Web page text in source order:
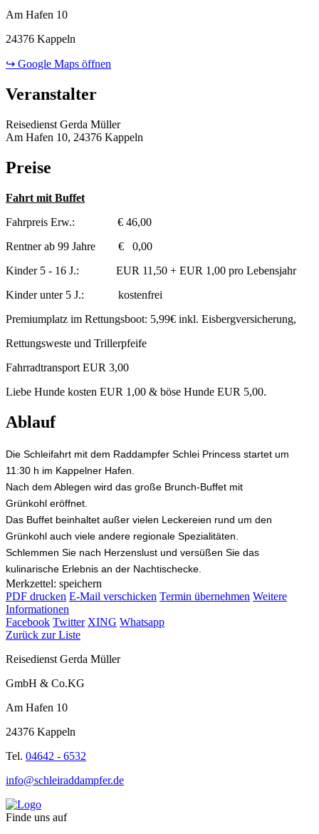
Am Hafen 10
24376 Kappeln
↪ Google Maps öffnen
Veranstalter
Reisedienst Gerda Müller
Am Hafen 10, 24376 Kappeln
Preise
Fahrt mit Buffet
Fahrpreis Erw.: € 46,00
Rentner ab 99 Jahre € 0,00
Kinder 5 - 16 J.: EUR 11,50 + EUR 1,00 pro Lebensjahr
Kinder unter 5 J.: kostenfrei
Premiumplatz im Rettungsboot: 5,99€ inkl. Eisbergversicherung,
Rettungsweste und Trillerpfeife
Fahrradtransport EUR 3,00
Liebe Hunde kosten EUR 1,00 & böse Hunde EUR 5,00.
Ablauf
Die Schleifahrt mit dem Raddampfer Schlei Princess startet um
11:30 h im Kappelner Hafen.
Nach dem Ablegen wird das große Brunch-Buffet mit
Grünkohl eröffnet.
Das Buffet beinhaltet außer vielen Leckereien rund um den
Grünkohl auch viele andere regionale Spezialitäten.
Schlemmen Sie nach Herzenslust und versüßen Sie das
kulinarische Erlebnis an der Nachtischecke.
Merkzettel: speichern
PDF drucken E-Mail verschicken Termin übernehmen Weitere
Informationen
Facebook Twitter XING Whatsapp
Zurück zur Liste
Reisedienst Gerda Müller
GmbH & Co.KG
Am Hafen 10
24376 Kappeln
Tel. 04642 - 6532
info@schleiraddampfer.de
Finde uns auf